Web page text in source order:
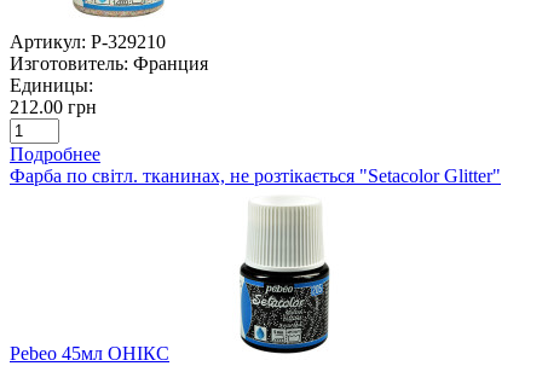
Артикул: P-329210
Изготовитель: Франция
Единицы:
212.00 грн
Подробнее
Фарба по світл. тканинах, не розтікається "Setacolor Glitter"
Pebeo 45мл ОНІКС